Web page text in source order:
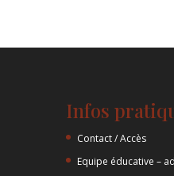
Infos
Contact / Accès
Equipe éducative –